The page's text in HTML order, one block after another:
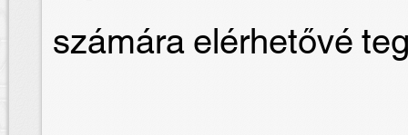
számára elérhetővé